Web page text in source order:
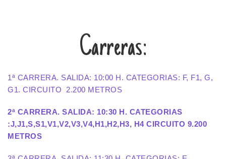
Carreras:
1ª CARRERA. SALIDA: 10:00 H. CATEGORIAS: F, F1, G,
G1. CIRCUITO 2.200 METROS
2ª CARRERA. SALIDA: 10:30 H. CATEGORIAS
:J,J1,S,S1,V1,V2,V3,V4,H1,H2,H3, H4 CIRCUITO 9.200
METROS